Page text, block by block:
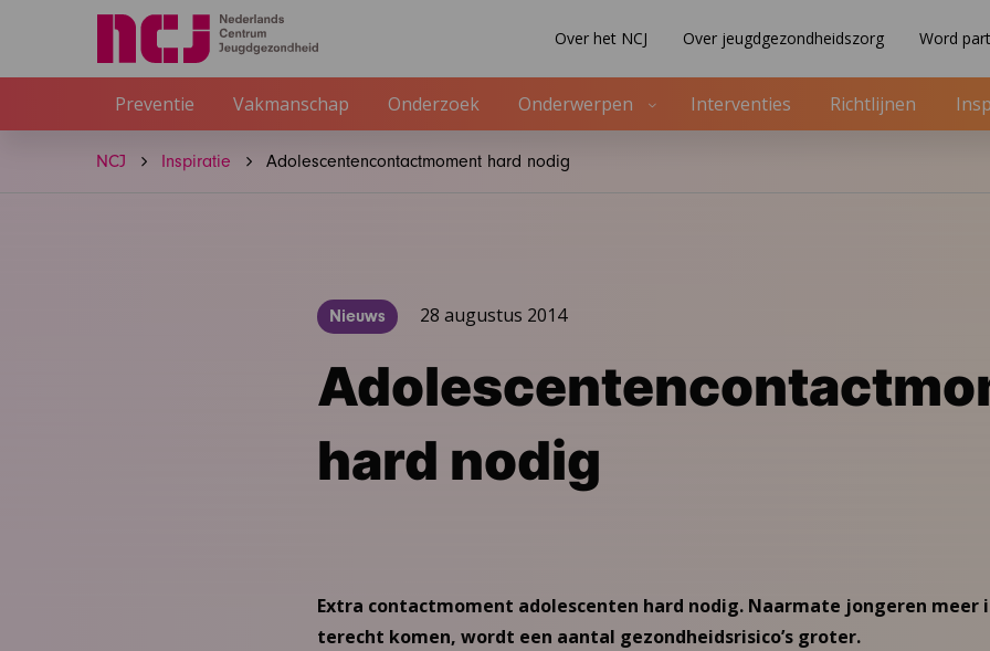
Over het NCJ Over jeugdgezondheidszorg Word
Preventie Vakmanschap Onderzoek Onderwerpen Interventies Richtlijnen
NCJ Inspiratie Adolescentencontactmoment hard nodig
Nieuws 28 augustus 2014
hard nodig
Extra contactmoment adolescenten hard nodig. Naarmate jongeren meer
terecht komen, wordt een aantal gezondheidsrisico’s groter.